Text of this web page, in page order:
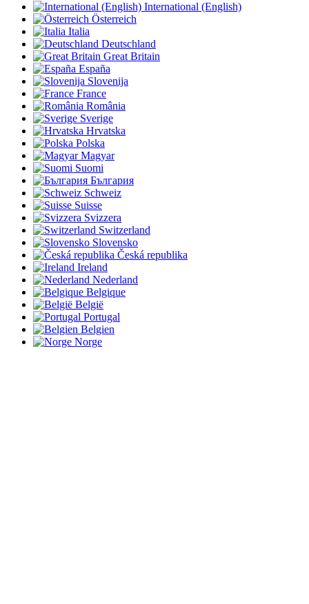
International (English)
Österreich
Italia
Deutschland
Great Britain
España
Slovenija
France
România
Sverige
Hrvatska
Polska
Magyar
Suomi
България
Schweiz
Suisse
Svizzera
Switzerland
Slovensko
Česká republika
Ireland
Nederland
Belgique
België
Portugal
Belgien
Norge